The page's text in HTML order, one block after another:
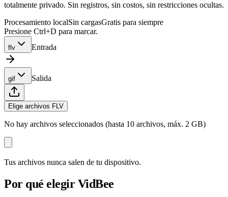
totalmente privado. Sin registros, sin costos, sin restricciones ocultas.
Procesamiento localSin cargasGratis para siempre
Presione Ctrl+D para marcar.
flv Entrada
gif Salida
Elige archivos FLV
No hay archivos seleccionados (hasta 10 archivos, máx. 2 GB)
Tus archivos nunca salen de tu dispositivo.
Por qué elegir VidBee